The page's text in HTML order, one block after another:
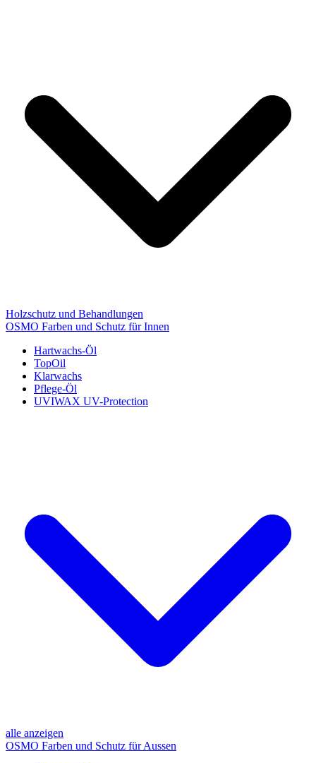
Holzschutz und Behandlungen
OSMO Farben und Schutz für Innen
Hartwachs-Öl
TopOil
Klarwachs
Pflege-Öl
UVIWAX UV-Protection
alle anzeigen
OSMO Farben und Schutz für Aussen